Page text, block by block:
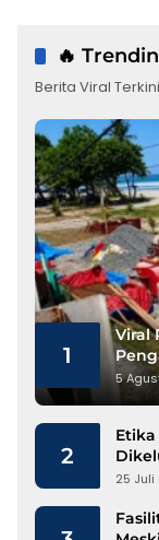
🔥
Berita Viral
1
Viral
5
2
25 Juli